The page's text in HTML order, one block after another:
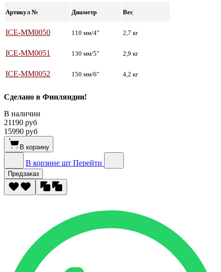
Артикул № Диаметр Вес
ICE-MM0050 110 мм/4" 2,7 кг
ICE-MM0051 130 мм/5" 2,9 кг
ICE-MM0052 150 мм/6" 4,2 кг
Сделано в Финляндии!
В наличии
21190 руб
15990 руб
В корзину
В корзине шт Перейти
Предзаказ